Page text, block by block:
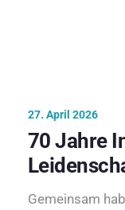
27. April 2026
70 Jahre
Gemeinsam